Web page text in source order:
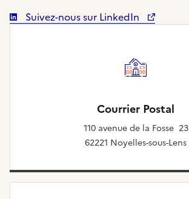
Suivez-nous sur LinkedIn
Courrier Postal
110 avenue de la Fosse 23
62221 Noyelles-sous-Lens